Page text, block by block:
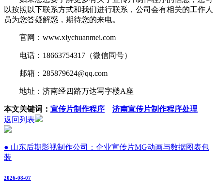
以按照以下联系方式和我们进行联系，公司会有相关的工作人
员为您答疑解惑，期待您的来电。
官网：www.xlychuanmei.com
电话：18663754317（微信同号）
邮箱：285879624@qq.com
地址：济南经四路万达写字楼A座
本文关键词： 宣传片制作程序
济南宣传片制作程序处理
返回列表
● 山东后期影视制作公司：企业宣传片MG动画与数据图表包
装
2026-08-07